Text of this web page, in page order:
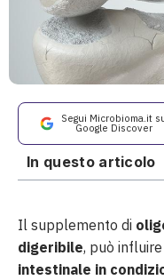
Segui Microbioma.it
Google Discover
In questo articolo
Il supplemento di
digeribile, può
intestinale in